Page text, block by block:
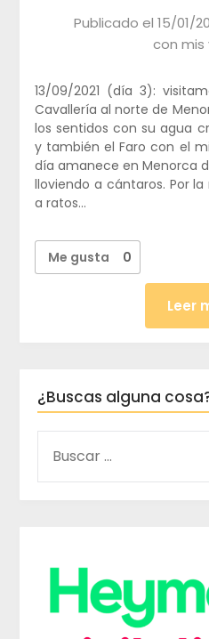
Publicado el 15/01/
con mis
13/09/2021 (día 3):
Cavallería al norte de
los sentidos con su agua
y también el Faro con el
día amanece en Menorca
lloviendo a cántaros. Por
a ratos…
Me gusta 0
Leer
¿Buscas alguna